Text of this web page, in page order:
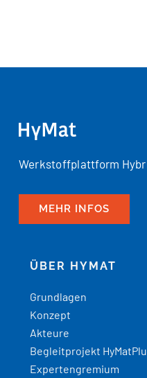
Werkstoffplattform
MEHR INFOS
ÜBER HYMAT
Grundlagen
Konzept
Akteure
Begleitprojekt
Expertengremium